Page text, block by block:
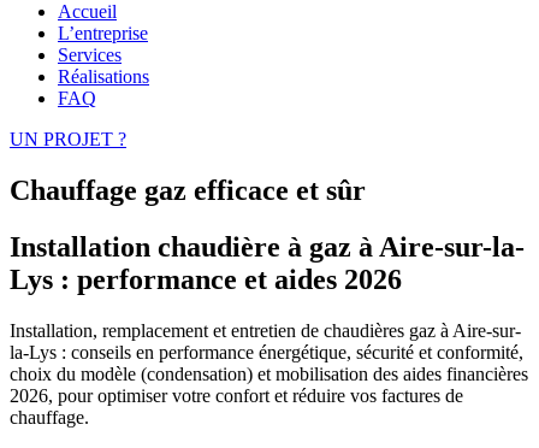
Accueil
L’entreprise
Services
Réalisations
FAQ
UN PROJET ?
Chauffage gaz efficace et sûr
Installation chaudière à gaz à Aire-sur-la-
Lys : performance et aides 2026
Installation, remplacement et entretien de chaudières gaz à Aire-sur-
la-Lys : conseils en performance énergétique, sécurité et conformité,
choix du modèle (condensation) et mobilisation des aides financières
2026, pour optimiser votre confort et réduire vos factures de
chauffage.